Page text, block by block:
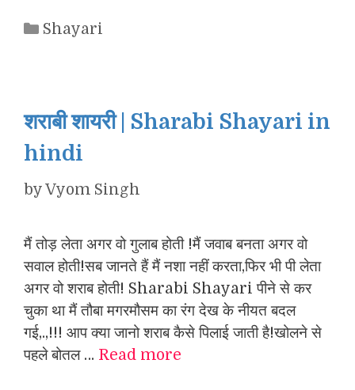
Categories
Shayari
शराबी शायरी | Sharabi Shayari in
hindi
byVyom Singh
मैं तोड़ लेता अगर वो गुलाब होती !मैं जवाब बनता अगर वो
सवाल होती!सब जानते हैं मैं नशा नहीं करता,फिर भी पी लेता
अगर वो शराब होती! Sharabi Shayari पीने से कर
चुका था मैं तौबा मगरमौसम का रंग देख के नीयत बदल
गई,.,!!! आप क्या जानो शराब कैसे पिलाई जाती है!खोलने से
पहले बोतल … Read more